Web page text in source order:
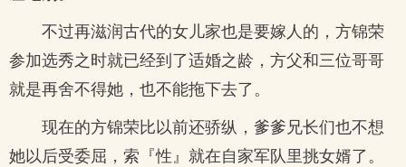
不过再滋润古代的女儿家也是要嫁人的，方锦荣
参加选秀之时就已经到了适婚之龄，方父和三位哥哥
就是再舍不得她，也不能拖下去了。
现在的方锦荣比以前还骄纵，爹爹兄长们也不想
她以后受委屈，索『性』就在自家军队里挑女婿了。